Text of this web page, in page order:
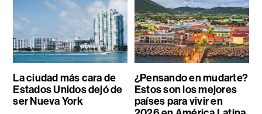
La ciudad más cara de
Estados Unidos dejó de
ser Nueva York
¿Pensando en mudarte?
Estos son los mejores
países para vivir en